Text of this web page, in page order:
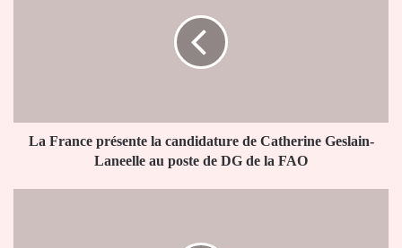
Laneelle
La France présente la candidature de Catherine Geslain-
Laneelle au poste de DG de la FAO